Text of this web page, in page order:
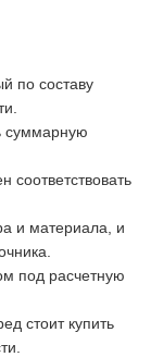
по составу
суммарную
соответствовать
и материала, и
под расчетную
стоит купить